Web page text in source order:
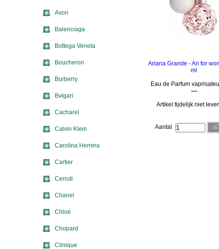
Avon
Balenciaga
Bottega Veneta
Boucheron
Burberry
Bvlgari
Cacharel
Calvin Klein
Carolina Herrera
Cartier
Cerruti
Chanel
Chloé
Chopard
Clinique
Ariana Grande - Ari for
ml
Eau de Parfum
---
Artikel tijdelijk niet
Aantal